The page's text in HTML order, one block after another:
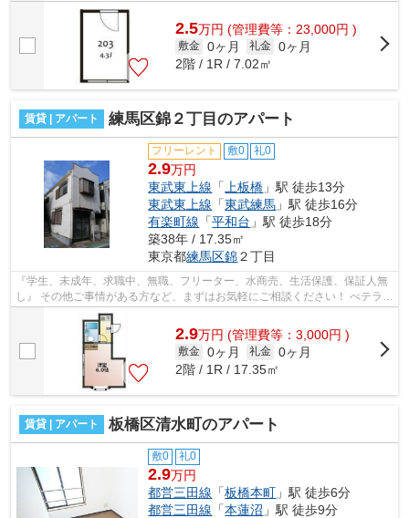
2.5万円 (管理費等：23,000円 )
敷金 0ヶ月 礼金 0ヶ月
2階 / 1R / 7.02㎡
賃貸 | アパート 練馬区錦２丁目のアパート
フリーレント 敷0 礼0
2.9万円
東武東上線 「 上板橋 」駅 徒歩13分
東武東上線 「東武練馬 」駅 徒歩16分
有楽町線 「平和台 」駅 徒歩18分
築38年 / 17.35㎡
東京都練馬区錦２丁目
『学生、未成年、求職中、無職、フリーター、水商売、生活保護、保証人無
し』 その他ご事情がある方など、まずはお気軽にご相談ください！ べテラン
スタッフが対応致しますのでご希望...
2.9万円 (管理費等：3,000円 )
敷金 0ヶ月 礼金 0ヶ月
2階 / 1R / 17.35㎡
賃貸 | アパート 板橋区清水町のアパート
敷0 礼0
2.9万円
都営三田線 「板橋本町 」駅 徒歩6分
都営三田線 「本蓮沼 」駅 徒歩9分